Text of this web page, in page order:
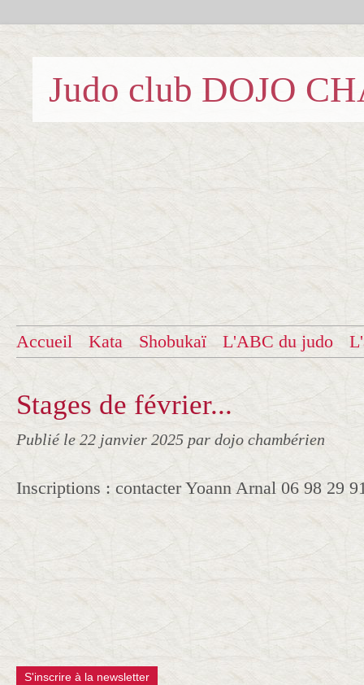
Judo club DOJO
Accueil Kata Shobukaï L'ABC du judo
Stages de février...
Publié le 22 janvier 2025 par dojo chambérien
Inscriptions : contacter Yoann Arnal 06 98 29
S'inscrire à la newsletter